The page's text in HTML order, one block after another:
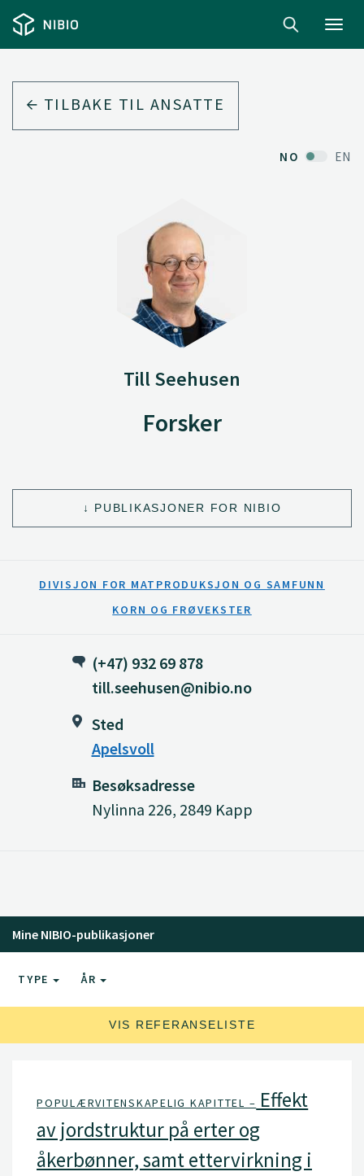
TILBAKE TIL ANSATTE
NO EN
Till Seehusen
Forsker
PUBLIKASJONER FOR NIBIO
DIVISJON FOR MATPRODUKSJON OG SAMFUNN
KORN OG FRØVEKSTER
(+47) 932 69 878
till.seehusen@nibio.no
Sted
Apelsvoll
Besøksadresse
Nylinna 226, 2849 Kapp
Mine NIBIO-publikasjoner
TYPE ÅR
VIS REFERANSELISTE
POPULÆRVITENSKAPELIG KAPITTEL – Effekt
av jordstruktur på erter og
åkerbønner, samt ettervirkning i